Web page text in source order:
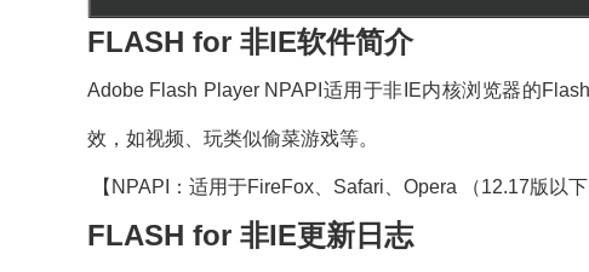
FLASH for 非IE软件简介
Adobe Flash Player NPAPI适用于非IE内核浏览器的
效，如视频、玩类似偷菜游戏等。
【NPAPI：适用于FireFox、Safari、Opera （12.17版以下
FLASH for 非IE更新日志